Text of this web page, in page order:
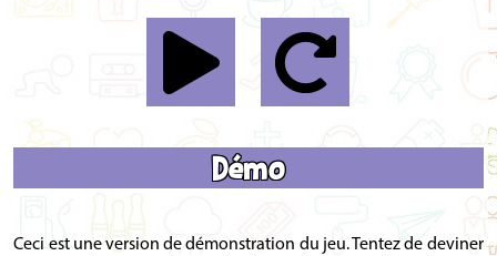
Démo
Ceci est une version de démonstration du jeu. Tentez de deviner